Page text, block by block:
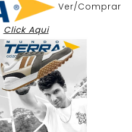
Ver/Comprar
Click Aqui